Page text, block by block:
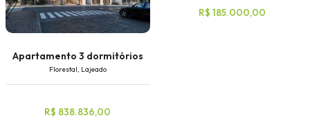
Apartamento 3 dormitórios
Florestal, Lajeado
R$ 838.836,00
R$ 185.000,00